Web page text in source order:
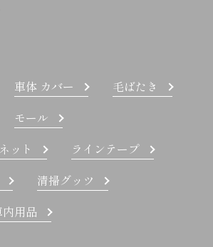
車体 カバー
毛ばたき
モール
ット
ラインテープ
清掃グッツ
内用品